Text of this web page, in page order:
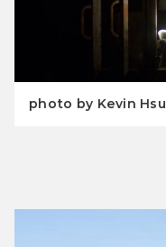
photo by Kevin Hsu